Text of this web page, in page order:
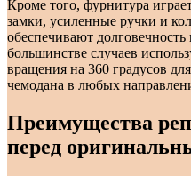
Кроме того, фурнитура
замки, усиленные ручки и
обеспечивают
большинстве случаев
вращения на 360 градусов
чемодана в любых
Преимущества
перед